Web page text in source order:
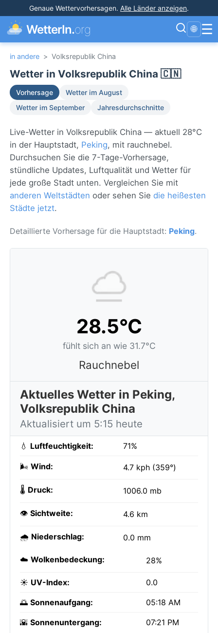
Genaue Wettervorhersagen. Alle Länder anzeigen.
WetterIn.org 🌐 ☰
in andere > Volksrepublik China
Wetter in Volksrepublik China 🇨🇳
Vorhersage
Wetter im August
Wetter im September
Jahresdurchschnitte
Live-Wetter in Volksrepublik China — aktuell 28°C
in der Hauptstadt, Peking, mit rauchnebel.
Durchsuchen Sie die 7-Tage-Vorhersage,
stündliche Updates, Luftqualität und Wetter für
jede große Stadt unten. Vergleichen Sie mit
anderen Weltstädten oder sehen Sie die heißesten
Städte jetzt.
Detaillierte Vorhersage für die Hauptstadt: Peking.
28.5°C
fühlt sich an wie 31.7°C
Rauchnebel
Aktuelles Wetter in Peking,
Volksrepublik China
Aktualisiert um 5:15 heute
💧 Luftfeuchtigkeit: 71%
🌬️ Wind: 4.7 kph (359°)
🌡️ Druck: 1006.0 mb
👁️ Sichtweite: 4.6 km
🌧️ Niederschlag: 0.0 mm
☁️ Wolkenbedeckung: 28%
☀️ UV-Index: 0.0
🌅 Sonnenaufgang: 05:18 AM
🌇 Sonnenuntergang: 07:21 PM